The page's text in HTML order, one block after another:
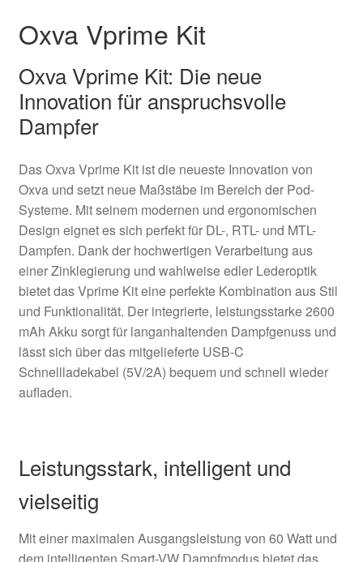
Oxva Vprime Kit
Oxva Vprime Kit: Die neue
Innovation für anspruchsvolle
Dampfer
Das Oxva Vprime Kit ist die neueste Innovation von
Oxva und setzt neue Maßstäbe im Bereich der Pod-
Systeme. Mit seinem modernen und ergonomischen
Design eignet es sich perfekt für DL-, RTL- und MTL-
Dampfen. Dank der hochwertigen Verarbeitung aus
einer Zinklegierung und wahlweise edler Lederoptik
bietet das Vprime Kit eine perfekte Kombination aus Stil
und Funktionalität. Der integrierte, leistungsstarke 2600
mAh Akku sorgt für langanhaltenden Dampfgenuss und
lässt sich über das mitgelieferte USB-C
Schnellladekabel (5V/2A) bequem und schnell wieder
aufladen.
Leistungsstark, intelligent und
vielseitig
Mit einer maximalen Ausgangsleistung von 60 Watt und